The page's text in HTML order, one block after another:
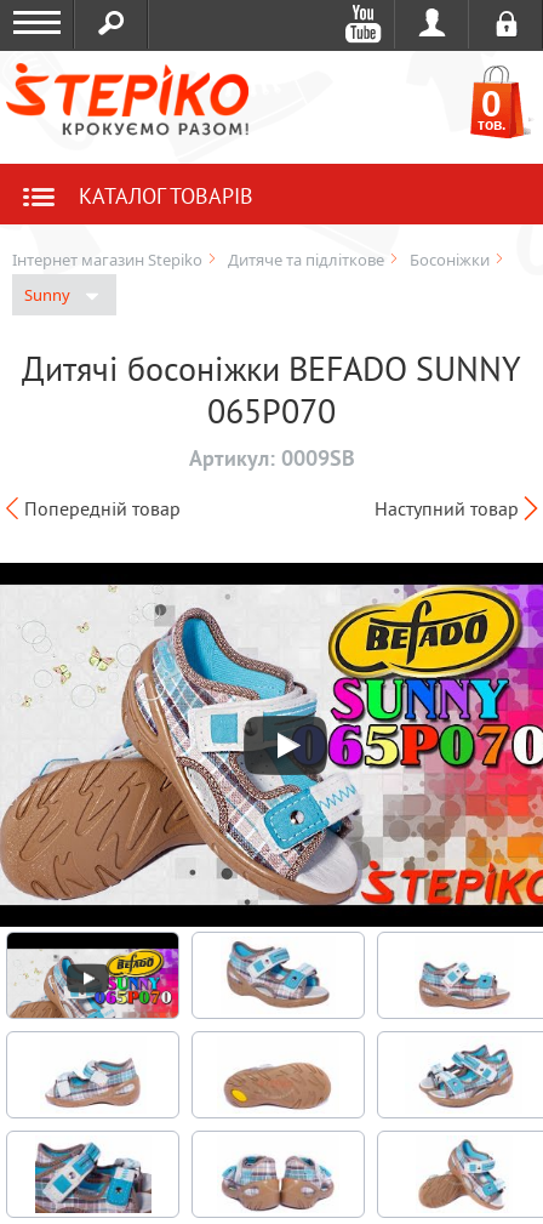
0
тов.
КАТАЛОГ ТОВАРІВ
Інтернет магазин Stepiko Дитяче та підліткове
Босоніжки
Sunny
Дитячі босоніжки BEFADO SUNNY
065P070
Артикул: 0009SB
Попередній товар Наступний товар